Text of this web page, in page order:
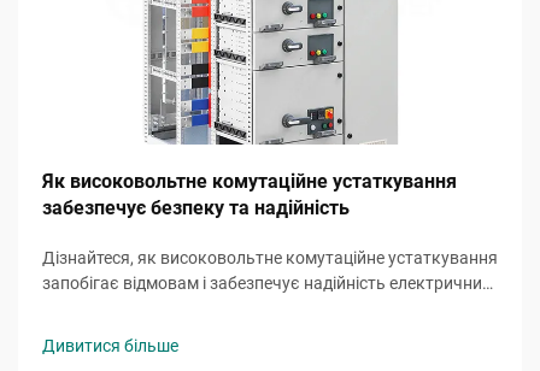
Як високовольтне комутаційне устаткування
забезпечує безпеку та надійність
Дізнайтеся, як високовольтне комутаційне устаткування
запобігає відмовам і забезпечує надійність електричних
обслуговування. Прочитайте повний посібник.
Дивитися більше